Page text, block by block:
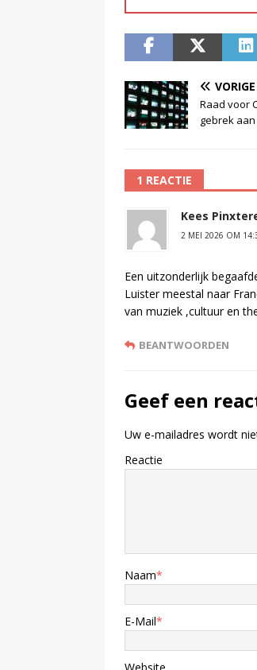
VORIGE
Raad voor
gebrek
1 REACTIE
Kees
2 MEI 2026 OM
Een uitzonderlijk
Luister meestal naar
van muziek ,cultuur en
BEANTWOORDEN
Geef een
Uw e-mailadres wordt
Reactie
Naam*
E-Mail*
Website